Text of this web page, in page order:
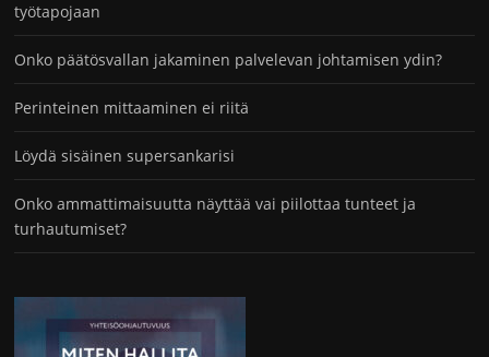
työtapojaan
Onko päätösvallan jakaminen palvelevan johtamisen ydin?
Perinteinen mittaaminen ei riitä
Löydä sisäinen supersankarisi
Onko ammattimaisuutta näyttää vai piilottaa tunteet ja
turhautumiset?